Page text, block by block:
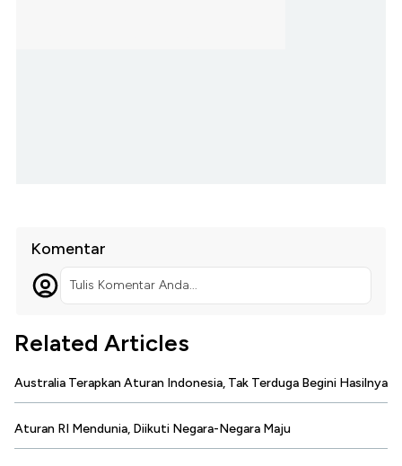
Komentar
Tulis Komentar Anda...
Related Articles
Australia Terapkan Aturan Indonesia, Tak Terduga Begini Hasilnya
Aturan RI Mendunia, Diikuti Negara-Negara Maju